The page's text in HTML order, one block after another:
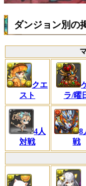
ダンジョン別の
クエ
スト
ラ/曜
4人
対戦
8
戦